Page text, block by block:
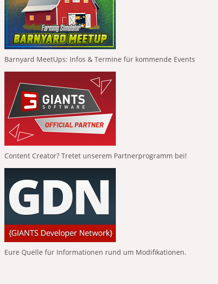
Barnyard MeetUps: Infos & Termine für kommende Events
Content Creator? Tretet unserem Partnerprogramm bei!
Eure Quelle für Informationen rund um Modifikationen.